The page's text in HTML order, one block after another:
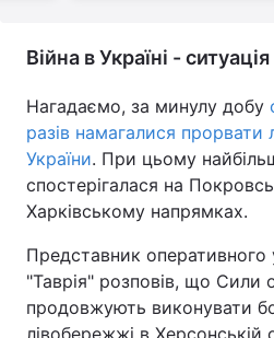
Війна в Україні -
Нагадаємо, за минулу добу
разів намагалися прорвати
України. При цьому
спостерігалася на
Харківському напрямках.
Представник оперативного
"Таврія" розповів, що Сили
продовжують виконувати
лівобережжі в Херсонській